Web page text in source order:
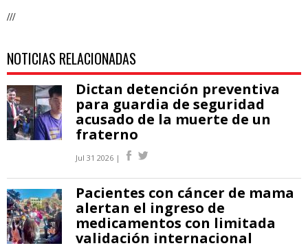
///
NOTICIAS RELACIONADAS
Dictan detención preventiva
para guardia de seguridad
acusado de la muerte de un
fraterno
Jul 31 2026 |
Pacientes con cáncer de mama
alertan el ingreso de
medicamentos con limitada
validación internacional